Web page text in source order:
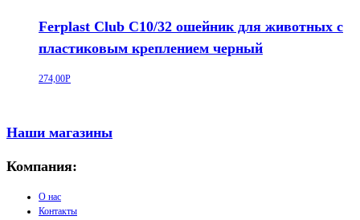
Ferplast Club C10/32 ошейник для животных с
пластиковым креплением черный
274,00Р
Наши магазины
Компания:
О нас
Контакты